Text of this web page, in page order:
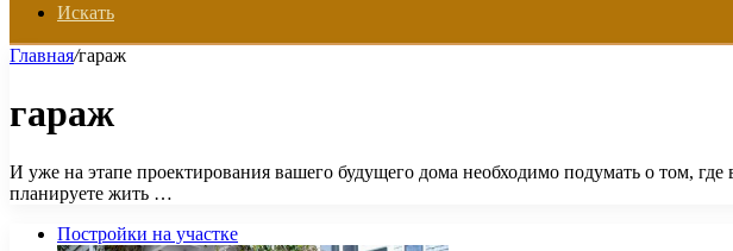
Искать
Главная/гараж
гараж
И уже на этапе проектирования вашего будущего дома необходимо подумать о том,
планируете жить …
Постройки на участке